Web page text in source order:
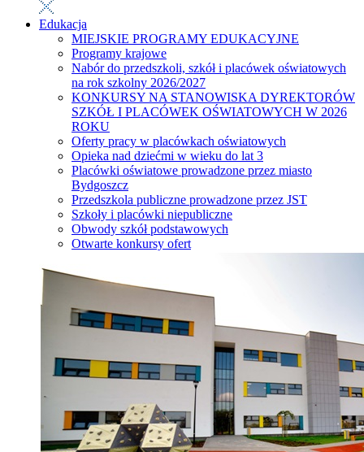
Edukacja
MIEJSKIE PROGRAMY EDUKACYJNE
Programy krajowe
Nabór do przedszkoli, szkół i placówek oświatowych
na rok szkolny 2026/2027
KONKURSY NA STANOWISKA DYREKTORÓW
SZKÓŁ I PLACÓWEK OŚWIATOWYCH W 2026
ROKU
Oferty pracy w placówkach oświatowych
Opieka nad dziećmi w wieku do lat 3
Placówki oświatowe prowadzone przez miasto
Bydgoszcz
Przedszkola publiczne prowadzone przez JST
Szkoły i placówki niepubliczne
Obwody szkół podstawowych
Otwarte konkursy ofert